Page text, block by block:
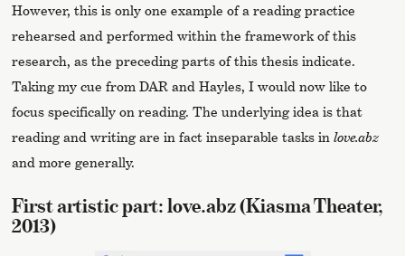
However, this is only one example of a reading practice
rehearsed and performed within the framework of this
research, as the preceding parts of this thesis indicate.
Taking my cue from DAR and Hayles, I would now like to
focus specifically on reading. The underlying idea is that
reading and writing are in fact inseparable tasks inlove.abz
and more generally.
First artistic part: love.abz (Kiasma Theater,
2013)